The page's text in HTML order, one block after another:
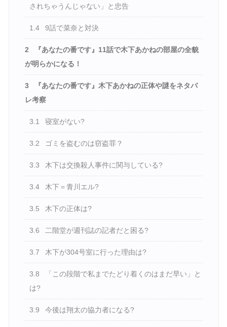
されちゃうんじゃない」と忠告
1.4 9話で菜奈と対決
2
『あなたの番です』11話で木下あかねの部屋の全貌
が明らかになる！
3
『あなたの番です』木下あかねの正体や謎をネタバ
レ考察
3.1 寝室がない?
3.2 ゴミを盗むのは窃盗罪？
3.3 木下は交換殺人事件に関与している?
3.4 木下＝青川エル?
3.5 木下の正体は?
3.6 二階堂が週刊誌の記者だと困る?
3.7 木下が304号室に行った理由は?
3.8
「この段階で私までたどり着くのはまだ早い」と
は?
3.9 今後は翔太の協力者になる?